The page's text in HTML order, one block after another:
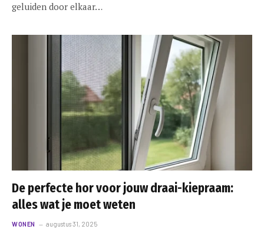
geluiden door elkaar…
De perfecte hor voor jouw draai-kiepraam:
alles wat je moet weten
WONEN augustus 31, 2025